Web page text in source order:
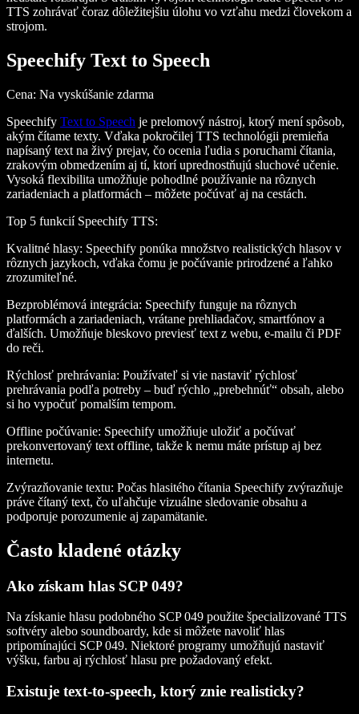
TTS zohrávať čoraz dôležitejšiu úlohu vo vzťahu medzi človekom a
strojom.
Speechify Text to Speech
Cena: Na vyskúšanie zdarma
Speechify Text to Speech je prelomový nástroj, ktorý mení spôsob,
akým čítame texty. Vďaka pokročilej TTS technológii premieňa
napísaný text na živý prejav, čo ocenia ľudia s poruchami čítania,
zrakovým obmedzením aj tí, ktorí uprednostňujú sluchové učenie.
Vysoká flexibilita umožňuje pohodlné používanie na rôznych
zariadeniach a platformách – môžete počúvať aj na cestách.
Top 5 funkcií Speechify TTS:
Kvalitné hlasy: Speechify ponúka množstvo realistických hlasov v
rôznych jazykoch, vďaka čomu je počúvanie prirodzené a ľahko
zrozumiteľné.
Bezproblémová integrácia: Speechify funguje na rôznych
platformách a zariadeniach, vrátane prehliadačov, smartfónov a
ďalších. Umožňuje bleskovo previesť text z webu, e-mailu či PDF
do reči.
Rýchlosť prehrávania: Používateľ si vie nastaviť rýchlosť
prehrávania podľa potreby – buď rýchlo „prebehnúť“ obsah, alebo
si ho vypočuť pomalším tempom.
Offline počúvanie: Speechify umožňuje uložiť a počúvať
prekonvertovaný text offline, takže k nemu máte prístup aj bez
internetu.
Zvýrazňovanie textu: Počas hlasitého čítania Speechify zvýrazňuje
práve čítaný text, čo uľahčuje vizuálne sledovanie obsahu a
podporuje porozumenie aj zapamätanie.
Často kladené otázky
Ako získam hlas SCP 049?
Na získanie hlasu podobného SCP 049 použite špecializované TTS
softvéry alebo soundboardy, kde si môžete navoliť hlas
pripomínajúci SCP 049. Niektoré programy umožňujú nastaviť
výšku, farbu aj rýchlosť hlasu pre požadovaný efekt.
Existuje text-to-speech, ktorý znie realisticky?